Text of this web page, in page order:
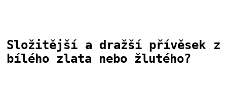
Složitější a dražší přívěsek z
bílého zlata nebo žlutého?